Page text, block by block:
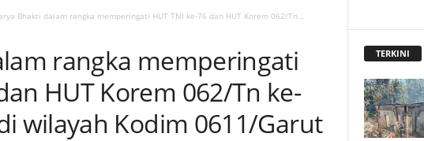
Bhakti dalam rangka memperingati HUT TNI ke-76 dan HUT Korem 062/Tn...
rangka memperingati
HUT Korem 062/Tn ke-
wilayah Kodim 0611/Garut
TERKINI